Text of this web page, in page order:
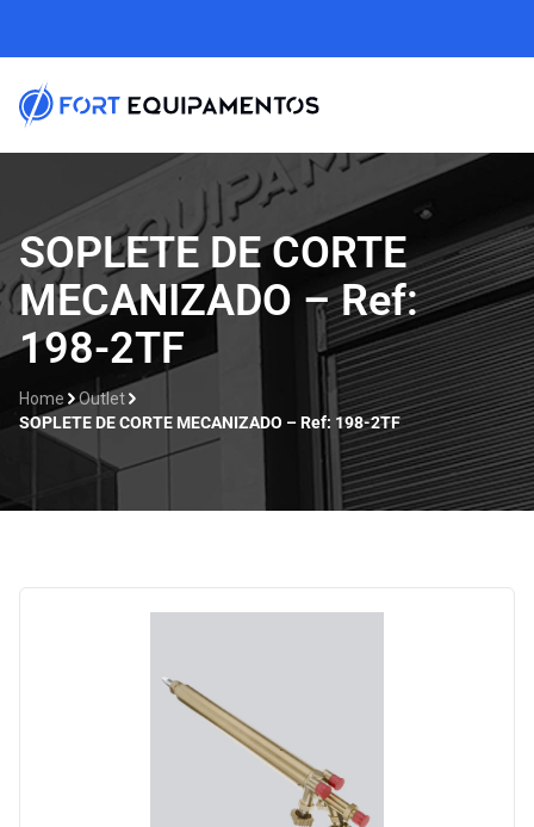
SOPLETE DE CORTE
MECANIZADO – Ref:
198-2TF
Home
Outlet
SOPLETE DE CORTE MECANIZADO – Ref: 198-2TF